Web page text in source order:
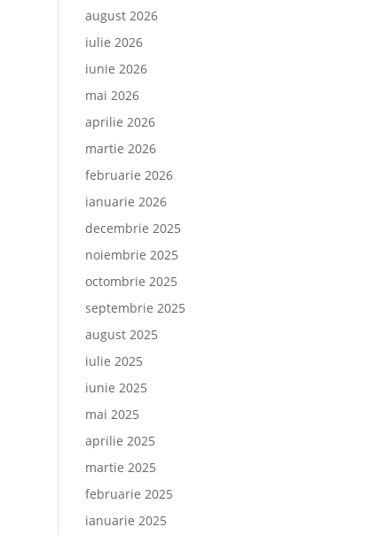
august 2026
iulie 2026
iunie 2026
mai 2026
aprilie 2026
martie 2026
februarie 2026
ianuarie 2026
decembrie 2025
noiembrie 2025
octombrie 2025
septembrie 2025
august 2025
iulie 2025
iunie 2025
mai 2025
aprilie 2025
martie 2025
februarie 2025
ianuarie 2025